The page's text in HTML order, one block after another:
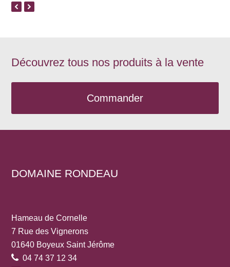
previous
Découvrez tous nos produits à la vente
Commander
DOMAINE RONDEAU
Hameau de Cornelle
7 Rue des Vignerons
01640 Boyeux Saint Jérôme
04 74 37 12 34